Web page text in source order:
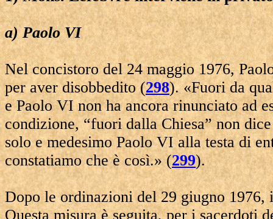
a) Paolo VI
Nel concistoro del 24 maggio 1976,
per aver disobbedito (298). «Fuori da
e Paolo VI non ha ancora rinunciato ad
condizione, “fuori dalla Chiesa” non
solo e medesimo Paolo VI alla testa di
constatiamo che è così.» (299).
Dopo le ordinazioni del 29 giugno
Questa misura è seguita, per i